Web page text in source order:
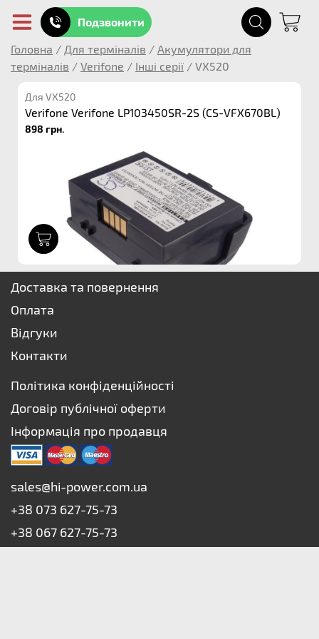
Подзвонити
Головна / Для терміналів / Акумулятори для
терміналів / Verifone / Інші серії / VX520
Для VX520
Verifone Verifone LP103450SR-2S (CS-VFX670BL)
898 грн.
Доставка та повернення
Оплата
Відгуки
Контакти
Політика конфіденційності
Договір публічної оферти
Інформація про продавця
sales@hi-power.com.ua
+38 073 627-75-73
+38 067 627-75-73